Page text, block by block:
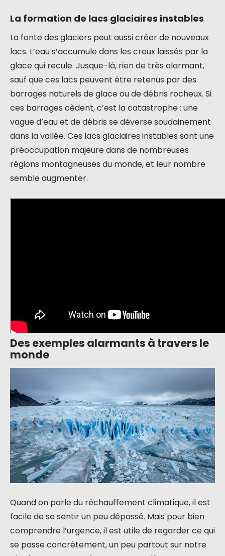
La formation de lacs glaciaires instables
La fonte des glaciers peut aussi créer de nouveaux
lacs. L’eau s’accumule dans les creux laissés par la
glace qui recule. Jusque-là, rien de très alarmant,
sauf que ces lacs peuvent être retenus par des
barrages naturels de glace ou de débris rocheux. Si
ces barrages cèdent, c’est la catastrophe : une
vague d’eau et de débris se déverse soudainement
dans la vallée. Ces lacs glaciaires instables sont une
préoccupation majeure dans de nombreuses
régions montagneuses du monde, et leur nombre
semble augmenter.
Des exemples alarmants à travers le
monde
Quand on parle du réchauffement climatique, il est
facile de se sentir un peu dépassé. Mais pour bien
comprendre l’urgence, il est utile de regarder ce qui
se passe concrètement, un peu partout sur notre